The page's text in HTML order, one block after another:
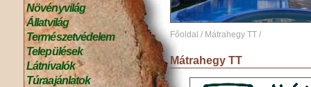
Növényvilág
Állatvilág
Természetvédelem
Települések
Látnivalók
Túraajánlatok
Főoldal / Mátrahegy TT /
Mátrahegy TT